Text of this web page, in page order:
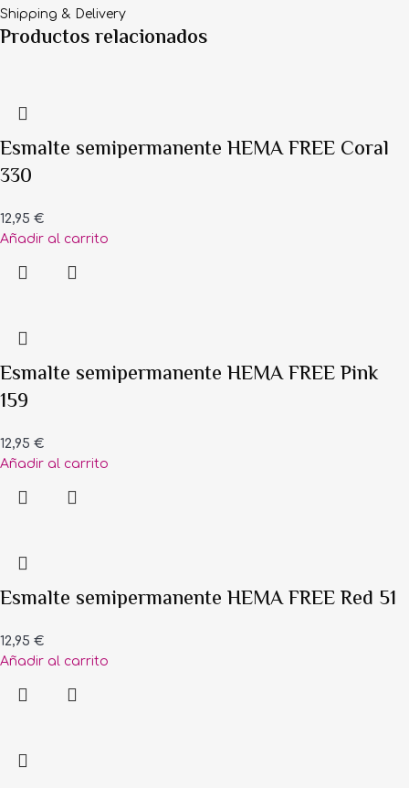
Shipping & Delivery
Productos relacionados
Esmalte semipermanente HEMA FREE Coral
330
12,95 €
Añadir al carrito
Esmalte semipermanente HEMA FREE Pink
159
12,95 €
Añadir al carrito
Esmalte semipermanente HEMA FREE Red 51
12,95 €
Añadir al carrito